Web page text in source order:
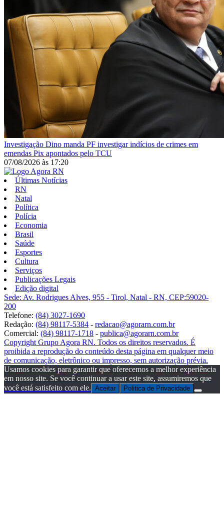
Investigação Dino manda PF investigar indícios de crimes em
emendas Pix apontados pelo TCU
07/08/2026 às 17:20
Últimas Notícias
RN
Natal
Política
Polícia
Economia
Brasil
Saúde
Esportes
Cultura
Serviços
Publicações Legais
Edição digital
Sede: Av. Rodrigues Alves, 955 - Tirol, Natal - RN, CEP:59020-
200
Telefone: (84) 3027-1690
Redação: (84) 98117-5384 - redacao@agorarn.com.br
Comercial: (84) 98117-1718 - publica@agorarn.com.br
Copyright Grupo Agora RN. Todos os direitos reservados. É
proibida a reprodução do conteúdo desta página em qualquer meio
de comunicação, eletrônico ou impresso, sem autorização prévia.
Usamos cookies para garantir que oferecemos a melhor experiência
em nosso site. Se você continuar a usar este site, assumiremos que
você está satisfeito com ele. Aceitar Politica de Privacidade